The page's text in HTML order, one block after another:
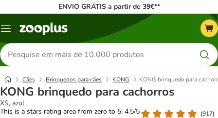
ENVIO GRÁTIS a partir de 39€**
Menu
Pesquisar
produtos
Cães Brinquedos para cães KONG KONG brinquedo para
KONG brinquedo para cachorros
XS, azul
This is a stars rating area from zero to 5: 4.5/5
(917)